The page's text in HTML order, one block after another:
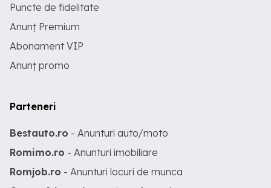
Puncte de fidelitate
Anunț Premium
Abonament VIP
Anunț promo
Parteneri
Bestauto.ro - Anunturi auto/moto
Romimo.ro - Anunturi imobiliare
Romjob.ro - Anunturi locuri de munca